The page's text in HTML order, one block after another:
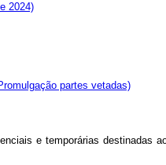
2024)
partes vetadas)
e temporárias destinadas